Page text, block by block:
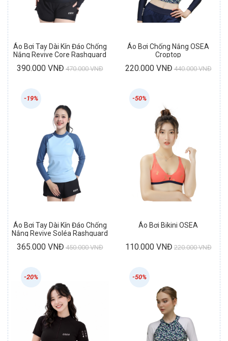
Áo Bơi Tay Dài Kín Đáo Chống
Nắng Revive Core Rashguard
390.000 VNĐ 470.000 VNĐ
Áo Bơi Chống Nắng OSEA
Croptop
220.000 VNĐ 440.000 VNĐ
Áo Bơi Tay Dài Kín Đáo Chống
Nắng Revive Soléa Rashguard
365.000 VNĐ 450.000 VNĐ
-19%
Áo Bơi Bikini OSEA
110.000 VNĐ 220.000 VNĐ
-50%
-20% -50%